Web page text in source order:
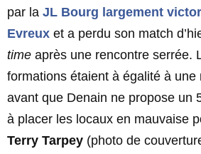
par la JL Bourg largement
Evreux et a perdu son match
time après une rencontre serrée.
formations étaient à égalité à une
avant que Denain ne propose un
à placer les locaux en mauvaise
Terry Tarpey (photo de